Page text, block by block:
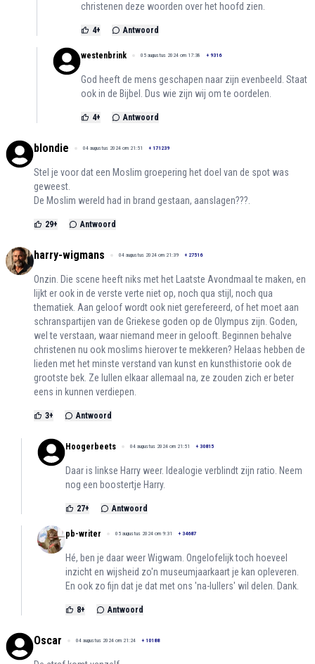
christenen deze woorden over het hoofd zien.
4+ Antwoord
westenbrink 05 augustus 2024 om 17:38 + 9316
God heeft de mens geschapen naar zijn evenbeeld. Staat
ook in de Bijbel. Dus wie zijn wij om te oordelen.
4+ Antwoord
blondie 04 augustus 2024 om 21:51 + 171239
Stel je voor dat een Moslim groepering het doel van de spot was
geweest.
De Moslim wereld had in brand gestaan, aanslagen???.
29+ Antwoord
harry-wigmans 04 augustus 2024 om 21:39 + 27516
Onzin. Die scene heeft niks met het Laatste Avondmaal te maken, en
lijkt er ook in de verste verte niet op, noch qua stijl, noch qua
thematiek. Aan geloof wordt ook niet gerefereerd, of het moet aan
schranspartijen van de Griekese goden op de Olympus zijn. Goden,
wel te verstaan, waar niemand meer in gelooft. Beginnen behalve
christenen nu ook moslims hierover te mekkeren? Helaas hebben de
lieden met het minste verstand van kunst en kunsthistorie ook de
grootste bek. Ze lullen elkaar allemaal na, ze zouden zich er beter
eens in kunnen verdiepen.
3+ Antwoord
Hoogerbeets 04 augustus 2024 om 21:51 + 30815
Daar is linkse Harry weer. Idealogie verblindt zijn ratio. Neem
nog een boostertje Harry.
27+ Antwoord
pb-writer 05 augustus 2024 om 9:31 + 34687
Hé, ben je daar weer Wigwam. Ongelofelijk toch hoeveel
inzicht en wijsheid zo'n museumjaarkaart je kan opleveren.
En ook zo fijn dat je dat met ons 'na-lullers' wil delen. Dank.
8+ Antwoord
Oscar 04 augustus 2024 om 21:24 + 10188